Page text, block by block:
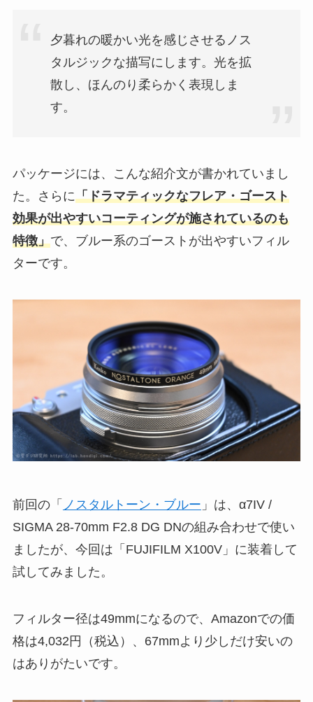
夕暮れの暖かい光を感じさせるノス
タルジックな描写にします。光を拡
散し、ほんのり柔らかく表現しま
す。
パッケージには、こんな紹介文が書かれていまし
た。さらに「ドラマティックなフレア・ゴースト
効果が出やすいコーティングが施されているのも
特徴」で、ブルー系のゴーストが出やすいフィル
ターです。
前回の「 ノスタルトーン・ブルー 」は、α7IV /
SIGMA 28-70mm F2.8 DG DNの組み合わせで使い
ましたが、今回は「FUJIFILM X100V」に装着して
試してみました。
フィルター径は49mmになるので、Amazonでの価
格は4,032円（税込）、67mmより少しだけ安いの
はありがたいです。